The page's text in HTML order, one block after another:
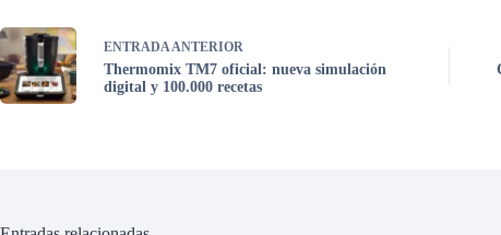
ENTRADA ANTERIOR
Thermomix TM7 oficial: nueva simulación
digital y 100.000 recetas